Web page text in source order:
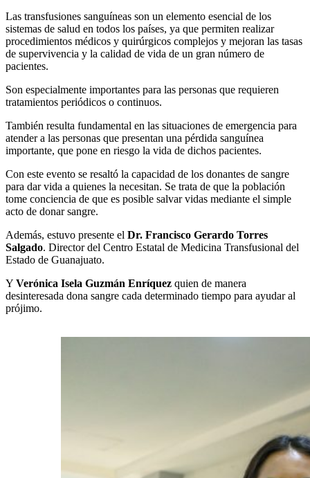
Las transfusiones sanguíneas son un elemento esencial de los
sistemas de salud en todos los países, ya que permiten realizar
procedimientos médicos y quirúrgicos complejos y mejoran las tasas
de supervivencia y la calidad de vida de un gran número de
pacientes.
Son especialmente importantes para las personas que requieren
tratamientos periódicos o continuos.
También resulta fundamental en las situaciones de emergencia para
atender a las personas que presentan una pérdida sanguínea
importante, que pone en riesgo la vida de dichos pacientes.
Con este evento se resaltó la capacidad de los donantes de sangre
para dar vida a quienes la necesitan. Se trata de que la población
tome conciencia de que es posible salvar vidas mediante el simple
acto de donar sangre.
Además, estuvo presente el Dr. Francisco Gerardo Torres
Salgado. Director del Centro Estatal de Medicina Transfusional del
Estado de Guanajuato.
Y Verónica Isela Guzmán Enríquez quien de manera
desinteresada dona sangre cada determinado tiempo para ayudar al
prójimo.